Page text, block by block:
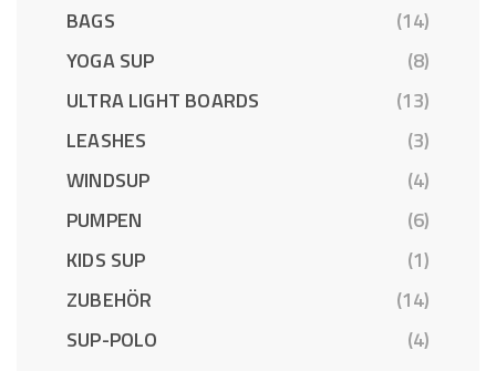
BAGS
(14)
YOGA SUP
(8)
ULTRA LIGHT BOARDS
(13)
LEASHES
(3)
WINDSUP
(4)
PUMPEN
(6)
KIDS SUP
(1)
ZUBEHÖR
(14)
SUP-POLO
(4)